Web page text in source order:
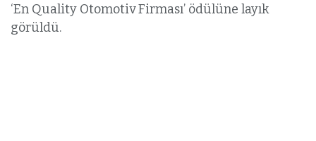
‘En Quality Otomotiv Firması’ ödülüne layık
görüldü.